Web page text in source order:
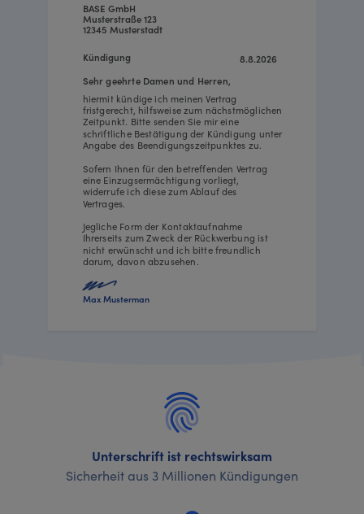
8.8.2026
BASE GmbH
Musterstraße 123
12345 Musterstadt
hiermit kündige ich meinen Vertrag
fristgerecht, hilfsweise zum nächstmöglichen
Zeitpunkt. Bitte senden Sie mir eine
schriftliche Bestätigung der Kündigung unter
Angabe des Beendigungszeitpunktes zu.
Sofern Ihnen für den betreffenden Vertrag
eine Einzugsermächtigung vorliegt,
widerrufe ich diese zum Ablauf des
Vertrages.
Jegliche Form der Kontaktaufnahme
Ihrerseits zum Zweck der Rückwerbung ist
nicht erwünscht und ich bitte freundlich
darum, davon abzusehen.
Sehr geehrte Damen und Herren,
Kündigung
Max Musterman
Unterschrift ist rechtswirksam
Sicherheit aus 3 Millionen Kündigungen